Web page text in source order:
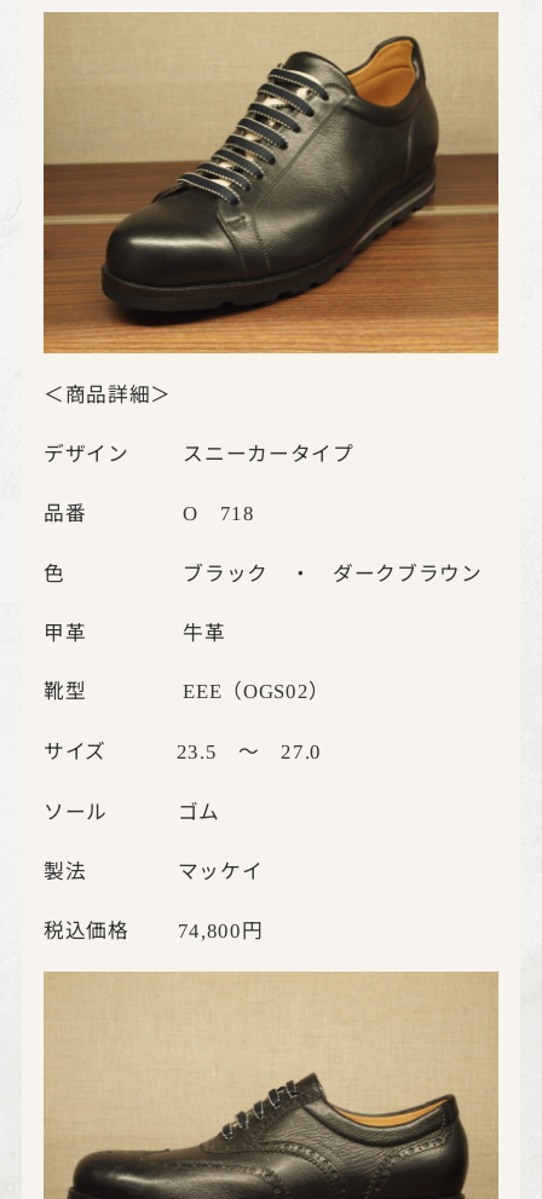
＜商品詳細＞
デザイン スニーカータイプ
品番O 718
色 ブラック ・ ダークブラウン
甲革 牛革
靴型 EEE （OGS02）
サイズ 23.5 ～27.0
ソール ゴム
製法 マッケイ
税込価格 74,800円